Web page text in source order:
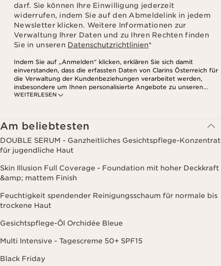
darf. Sie können Ihre Einwilligung jederzeit
widerrufen, indem Sie auf den Abmeldelink in jedem
Newsletter klicken. Weitere Informationen zur
Verwaltung Ihrer Daten und zu Ihren Rechten finden
Sie in unseren Datenschutzrichtlinien*
WEITERLESEN
Indem Sie auf „Anmelden“ klicken, erklären Sie sich damit
einverstanden, dass die erfassten Daten von Clarins Österreich für
die Verwaltung der Kundenbeziehungen verarbeitet werden,
insbesondere um Ihnen personalisierte Angebote zu unseren
Produkten und Dienstleistungen entsprechend Ihrem
Websites Dritter, sowie für analytische Zwecke.
Am beliebtesten
DOUBLE SERUM - Ganzheitliches Gesichtspflege-Konzentrat
für jugendliche Haut
Skin Illusion Full Coverage - Foundation mit hoher Deckkraft
&amp; mattem Finish
Feuchtigkeit spendender Reinigungsschaum für normale bis
trockene Haut
Gesichtspflege-Öl Orchidée Bleue
Multi Intensive - Tagescreme 50+ SPF15
Black Friday